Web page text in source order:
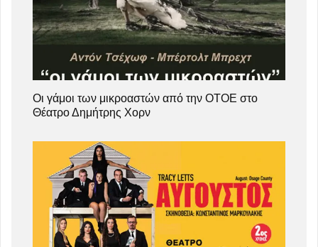
Οι γάμοι των μικροαστών από την ΟΤΟΕ στο
Θέατρο Δημήτρης Χορν